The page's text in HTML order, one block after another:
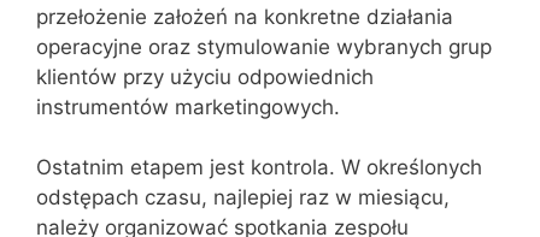
przełożenie założeń na konkretne działania
operacyjne oraz stymulowanie wybranych grup
klientów przy użyciu odpowiednich
instrumentów marketingowych.
Ostatnim etapem jest kontrola. W określonych
odstępach czasu, najlepiej raz w miesiącu,
należy organizować spotkania zespołu